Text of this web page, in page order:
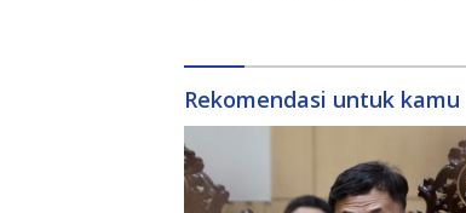
Rekomendasi untuk kamu